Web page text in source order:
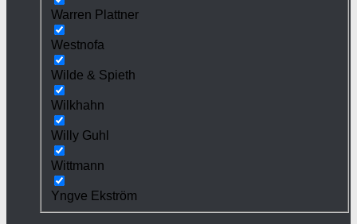
Warren Plattner
Westnofa
Wilde & Spieth
Wilkhahn
Willy Guhl
Wittmann
Yngve Ekström